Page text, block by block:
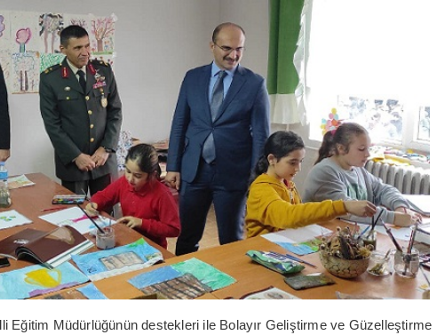
Eğitim Müdürlüğünün destekleri ile Bolayır Geliştirme ve Güzelleştirme